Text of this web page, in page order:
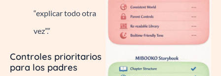
“explicar todo otra
vez”.”
Controles prioritarios
para los padres